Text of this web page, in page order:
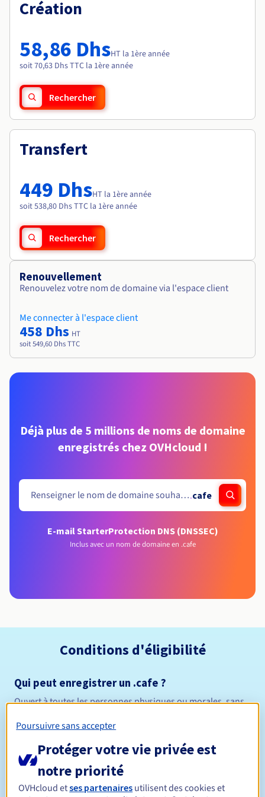
Tarifs
Roadmap & Changelog
Roadmap & Changelog
Création
58,86 DhsHT la 1ère année
soit 70,63 Dhs TTC la 1ère année
Rechercher
Transfert
449 DhsHT la 1ère année
soit 538,80 Dhs TTC la 1ère année
Rechercher
Renouvellement
Renouvelez votre nom de domaine via l'espace client
Me connecter à l'espace client
458 Dhs HT
soit 549,60 Dhs TTC
Déjà plus de 5 millions de noms de domaine
enregistrés chez OVHcloud !
.cafe
E-mail StarterProtection DNS (DNSSEC)
Inclus avec un nom de domaine en .cafe
Conditions d'éligibilité
Qui peut enregistrer un .cafe ?
Ouvert à toutes les personnes physiques ou morales, sans
Durée de réservation
Poursuivre sans accepter
Protéger votre vie privée est
notre priorité
OVHcloud etses partenaires utilisent des cookies et